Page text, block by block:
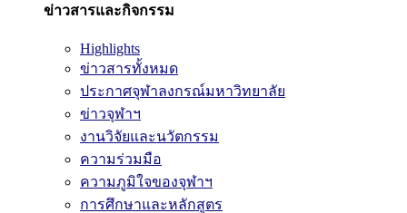
ข่าวสารและกิจกรรม
Highlights
ข่าวสารทั้งหมด
ประกาศจุฬาลงกรณ์มหาวิทยาลัย
ข่าวจุฬาฯ
งานวิจัยและนวัตกรรม
ความร่วมมือ
ความภูมิใจของจุฬาฯ
การศึกษาและหลักสูตร